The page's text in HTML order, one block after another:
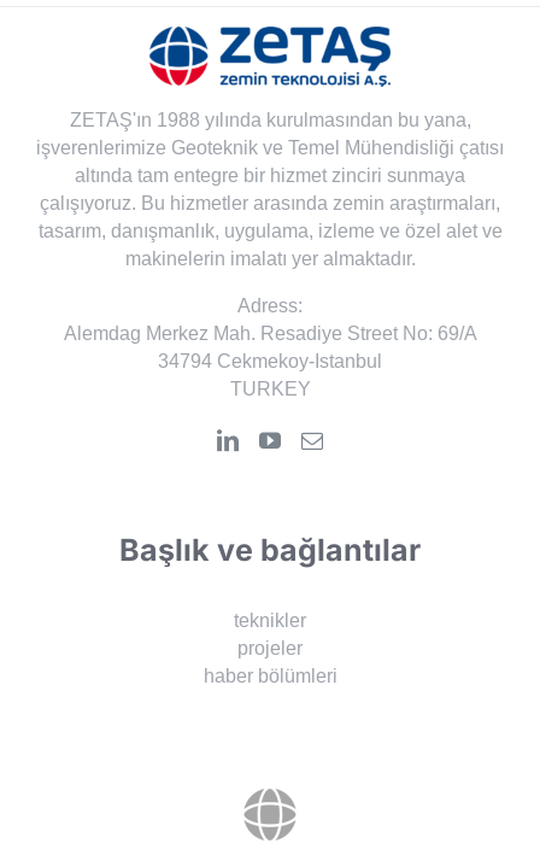
ZETAŞ'ın 1988 yılında kurulmasından bu yana,
işverenlerimize Geoteknik ve Temel Mühendisliği çatısı
altında tam entegre bir hizmet zinciri sunmaya
çalışıyoruz. Bu hizmetler arasında zemin araştırmaları,
tasarım, danışmanlık, uygulama, izleme ve özel alet ve
makinelerin imalatı yer almaktadır.
Adress:
Alemdag Merkez Mah. Resadiye Street No: 69/A
34794 Cekmekoy-Istanbul
TURKEY
Başlık ve bağlantılar
teknikler
projeler
haber bölümleri